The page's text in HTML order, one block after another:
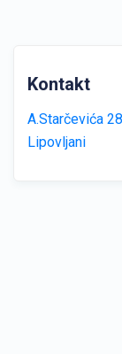
Kontakt
A.Starčevića 28
Lipovljani